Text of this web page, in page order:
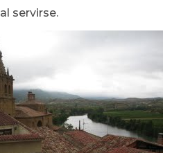
servirse.